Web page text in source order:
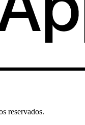
reservados.